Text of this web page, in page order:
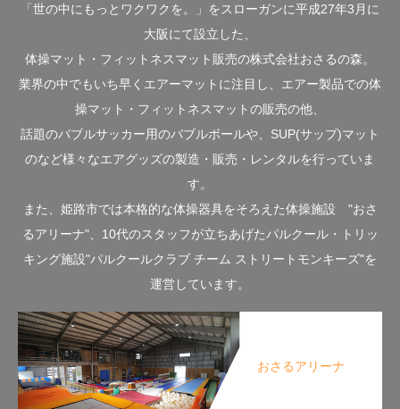
「世の中にもっとワクワクを。」をスローガンに平成27年3月に
大阪にて設立した、
体操マット・フィットネスマット販売の株式会社おさるの森。
業界の中でもいち早くエアーマットに注目し、エアー製品での体
操マット・フィットネスマットの販売の他、
話題のバブルサッカー用のバブルボールや、SUP(サップ)マット
のなど様々なエアグッズの製造・販売・レンタルを行っていま
す。
また、姫路市では本格的な体操器具をそろえた体操施設 "おさ
るアリーナ"、10代のスタッフが立ちあげたパルクール・トリッ
キング施設"パルクールクラブ チーム ストリートモンキーズ"を
運営しています。
おさるアリーナ